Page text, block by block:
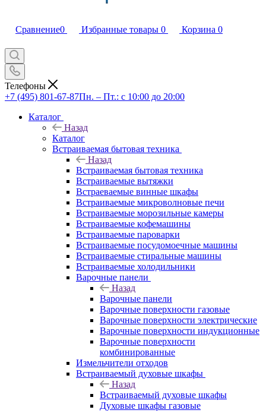
Сравнение0 Избранные товары 0 Корзина 0
Телефоны
+7 (495) 801-67-87Пн. – Пт.: с 10:00 до 20:00
Каталог
Назад
Каталог
Встраиваемая бытовая техника
Назад
Встраиваемая бытовая техника
Встраиваемые вытяжки
Встраеваемые винные шкафы
Встраиваемые микроволновые печи
Встраиваемые морозильные камеры
Встраиваемые кофемашины
Встраиваемые пароварки
Встраиваемые посудомоечные машины
Встраиваемые стиральные машины
Встраиваемые холодильники
Варочные панели
Назад
Варочные панели
Варочные поверхности газовые
Варочные поверхности электрические
Варочные поверхности индукционные
Варочные поверхности
комбинированные
Измельчители отходов
Встраиваемый духовые шкафы
Назад
Встраиваемый духовые шкафы
Духовые шкафы газовые